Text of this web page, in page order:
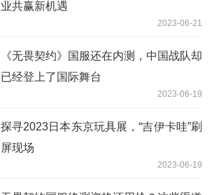
业共赢新机遇
2023-06-21
《无畏契约》国服还在内测，中国战队却
已经登上了国际舞台
2023-06-19
探寻2023日本东京玩具展，“吉伊卡哇”刷
屏现场
2023-06-19